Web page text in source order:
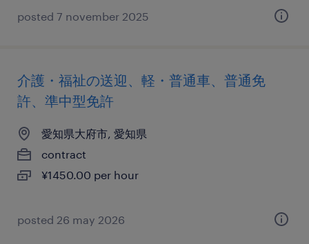
posted 7 november 2025
介護・福祉の送迎、軽・普通車、普通免
許、準中型免許
愛知県大府市, 愛知県
contract
¥1450.00 per hour
posted 26 may 2026